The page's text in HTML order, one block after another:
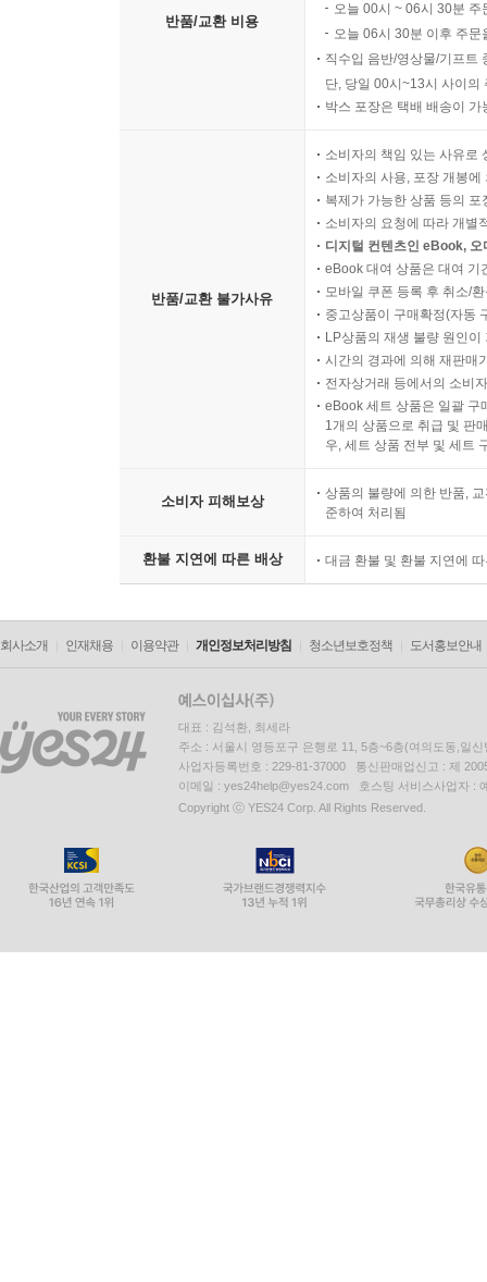
반품/교환 비용
오늘 00시 ~ 06시 30분
오늘 06시 30분 이후 주
직수입 음반/영상물/기프트
단, 당일 00시~13시 사이의
박스 포장은 택배 배송이
반품/교환 불가사유
소비자의 책임 있는 사유로
소비자의 사용, 포장 개봉
복제가 가능한 상품 등의
소비자의 요청에 따라 개별
디지털 컨텐츠인 eBook,
eBook 대여 상품은 대여 기
모바일 쿠폰 등록 후 취소/
중고상품이 구매확정(자동
LP상품의 재생 불량 원인
시간의 경과에 의해 재판매
전자상거래 등에서의 소비
eBook 세트 상품은 일괄 구
1개의 상품으로 취급 및 판
우, 세트 상품 전부 및 세트
소비자 피해보상
상품의 불량에 의한 반품,
준하여 처리됨
환불 지연에 따른 배상 대금 환불 및 환불 지연에
회사소개 인재채용 이용약관 개인정보처리방침 청소년보호정책 도서홍보안내
대표 : 김석환, 최세라
주소 : 서울시 영등포구 은행로 11, 5층~6층(여의도동,일신
사업자등록번호 : 229-81-37000 통신판매업신고 : 제
이메일 : yes24help@yes24.com 호스팅 서비스사업자 :
Copyright ⓒ YES24 Corp. All Rights Reserved.